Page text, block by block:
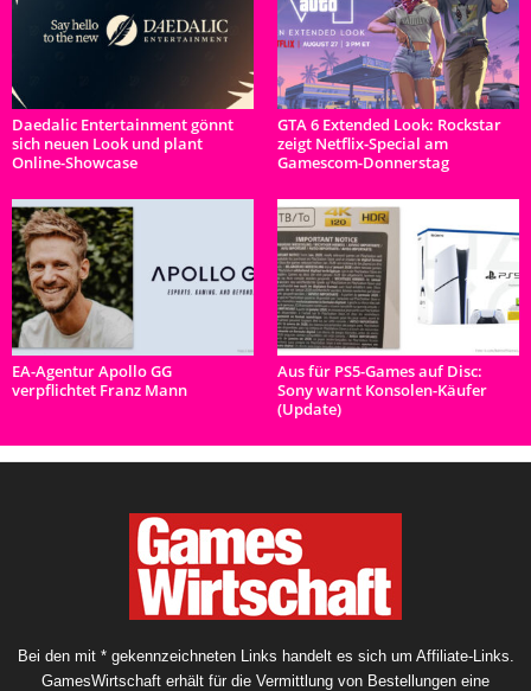
Daedalic Entertainment gönnt
sich neuen Look und plant
Online-Showcase
GTA 6 Extended Look: Rockstar
zeigt Netflix-Special am
Gamescom-Donnerstag
EA-Agentur Apollo GG
verpflichtet Franz Mann
Aus für PS5-Games auf Disc:
Sony warnt Konsolen-Käufer
(Update)
Bei den mit * gekennzeichneten Links handelt es sich um Affiliate-Links.
GamesWirtschaft erhält für die Vermittlung von Bestellungen eine